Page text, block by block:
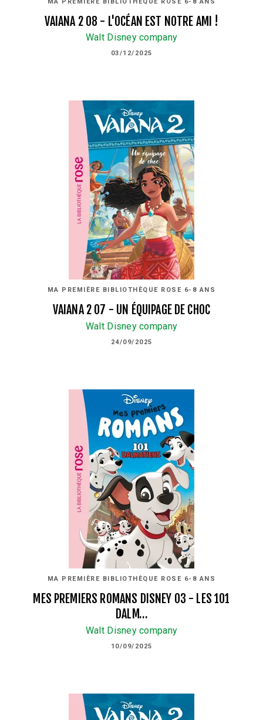
VAIANA 2 08 - L'OCÉAN EST NOTRE AMI !
Walt Disney company
03/12/2025
MA PREMIÈRE BIBLIOTHÈQUE ROSE 6-8 ANS
VAIANA 2 07 - UN ÉQUIPAGE DE CHOC
Walt Disney company
24/09/2025
MA PREMIÈRE BIBLIOTHÈQUE ROSE 6-8 ANS
MES PREMIERS ROMANS DISNEY 03 - LES 101
DALM…
Walt Disney company
10/09/2025